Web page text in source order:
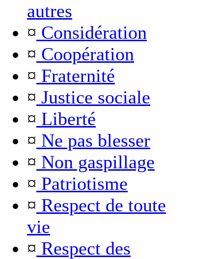
autres
¤ Considération
¤ Coopération
¤ Fraternité
¤ Justice sociale
¤ Liberté
¤ Ne pas blesser
¤ Non gaspillage
¤ Patriotisme
¤ Respect de toute
vie
¤ Respect des